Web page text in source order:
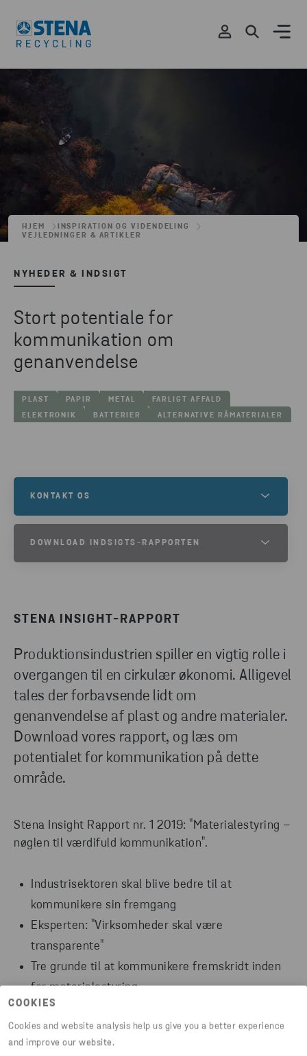
COOKIES
Cookies and website analysis help us give you a better experience
and improve our website.
HJEM
INSPIRATION OG VIDENDELING
VEJLEDNINGER & ARTIKLER
NYHEDER & INDSIGT
Stort potentiale for
kommunikation om
genanvendelse
PLAST PAPIR METAL FARLIGT AFFALD
ELEKTRONIK BATTERIER ALTERNATIVE RÅMATERIALER
STENA INSIGHT-RAPPORT
Produktionsindustrien spiller en vigtig rolle i
overgangen til en cirkulær økonomi. Alligevel
tales der forbavsende lidt om
genanvendelse af plast og andre materialer.
Download vores rapport, og læs om
potentialet for kommunikation på dette
område.
Stena Insight Rapport nr. 1 2019: "Materialestyring –
nøglen til værdifuld kommunikation".
Industrisektoren skal blive bedre til at
kommunikere sin fremgang
Eksperten: "Virksomheder skal være
transparente"
Tre grunde til at kommunikere fremskridt inden
for materialestyring
KONTAKT OS
KOM I KONTAKT
DOWNLOAD INDSIGTS-RAPPORTEN